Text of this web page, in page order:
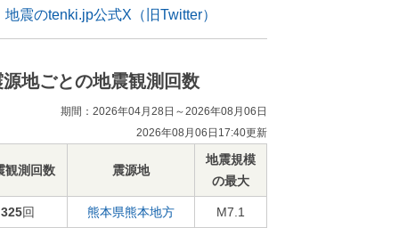
地震のtenki.jp公式X（旧Twitter）
源地ごとの地震観測回数
期間：2026年04月28日～2026年08月06日
2026年08月06日17:40更新
観測回数 震源地
地震規模
の最大
325回 熊本県熊本地方 M7.1